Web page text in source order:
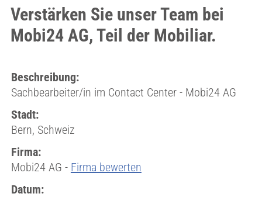
Verstärken Sie unser Team bei
Mobi24 AG, Teil der Mobiliar.
Beschreibung:
Sachbearbeiter/in im Contact Center - Mobi24 AG
Stadt:
Bern, Schweiz
Firma:
Mobi24 AG - Firma bewerten
Datum: